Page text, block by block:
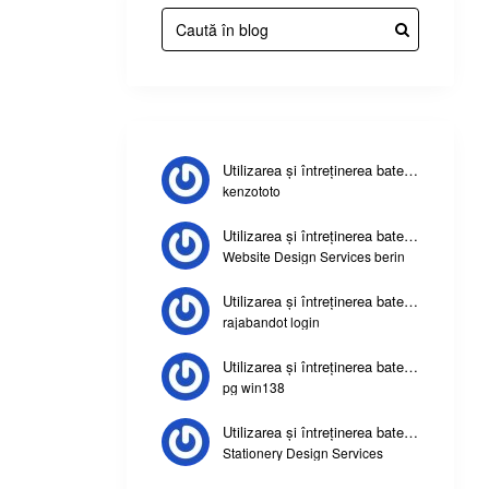
Utilizarea și întreținerea bateriilor și antenelor stațiilor
kenzototo
Utilizarea și întreținerea bateriilor și antenelor stațiilor
Website Design Services berin
Utilizarea și întreținerea bateriilor și antenelor stațiilor
rajabandot login
Utilizarea și întreținerea bateriilor și antenelor stațiilor
pg win138
Utilizarea și întreținerea bateriilor și antenelor stațiilor
Stationery Design Services